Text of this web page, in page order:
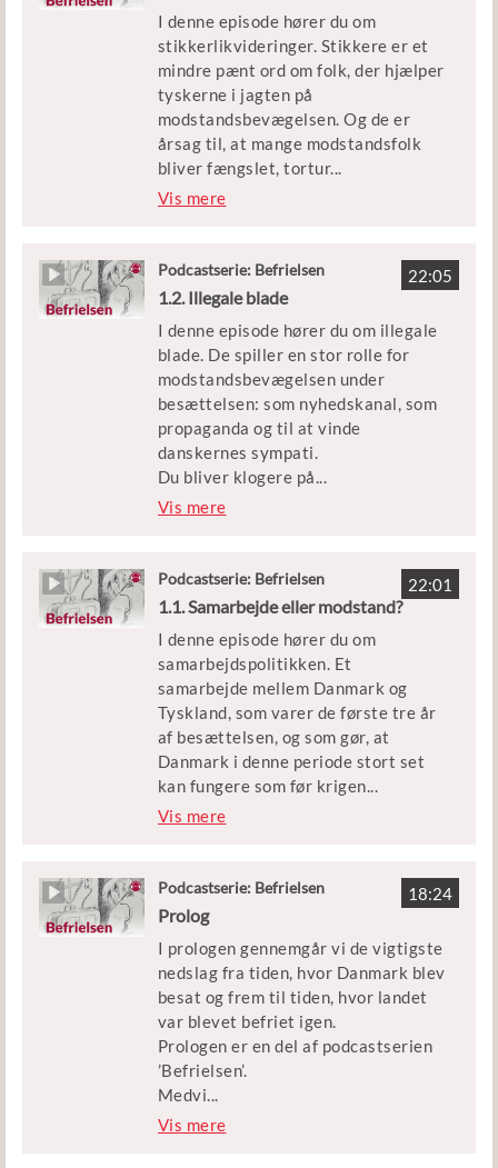
Episoden er en del af podcastserien
’Befrielsen’.
Medvirkende: Historiker Peter
Birkelund
Klip: DR, Københavns Beredskab,
Frihedsmuseet og interview med Lis
Udgivet af: Børne- og
Undervisningsministeriet
I denne episode hører du om
stikkerlikvideringer. Stikkere er et
mindre pænt ord om folk, der hjælper
tyskerne i jagten på
modstandsbevægelsen. Og de er
årsag til, at mange modstandsfolk
bliver fængslet, tortur...
eret eller i værste fald skudt under
stikkerne for at slå dem ihjel.
Men hvilke udfordringer knyttede
sig til stikkerlikvideringerne? Og
hvilke konsekvenser havde det for
dem, der trykkede på aftrækkeren?
Episoden er en del af podcastserien
’Befrielsen’.
Medvirkende: Historiker Peter
Klip: DR, Københavns Beredskab og
Frihedsmuseet heriblandt interviews
med Jens Lillelund og Gunnar
Dyrberg
Udgivet af: Børne- og
Undervisningsministeriet
Vis mere
22:05
Podcastserie: Befrielsen
1.2. Illegale blade
I denne episode hører du om illegale
blade. De spiller en stor rolle for
modstandsbevægelsen under
besættelsen: som nyhedskanal, som
propaganda og til at vinde
danskernes sympati.
Du bliver klogere på...
, hvorfor danskere sætter livet på
blade spiller en afgørende rolle for
modstandsarbejdet.
Episoden er en del af podcastserien
’Befrielsen’.
Medvirkende: Historiker Peter
Birkelund
Klip: DR, Københavns Beredskab,
Frihedsmuseet og interview med Lis
Udgivet af: Børne- og
Undervisningsministeriet
Vis mere
22:01
Podcastserie: Befrielsen
1.1. Samarbejde eller modstand?
I denne episode hører du om
samarbejdspolitikken. Et
samarbejde mellem Danmark og
Tyskland, som varer de første tre år
af besættelsen, og som gør, at
Danmark i denne periode stort set
kan fungere som før krigen...
.
politikerne og de fleste danskere
vælger samarbejdet under
besættelsen. Men også på, hvorfor
nogle vælger at gribe til våben og
gøre modstand.
Episoden er en del af podcastserien
’Befrielsen’.
Medvirkende: Historiker Peter
Birkelund
Vis mere
18:24
Podcastserie: Befrielsen
Prolog
I prologen gennemgår vi de vigtigste
nedslag fra tiden, hvor Danmark blev
besat og frem til tiden, hvor landet
var blevet befriet igen.
Prologen er en del af podcastserien
’Befrielsen’.
Medvi...
rkende: Historiker Claus Bundgaard
Vis mere